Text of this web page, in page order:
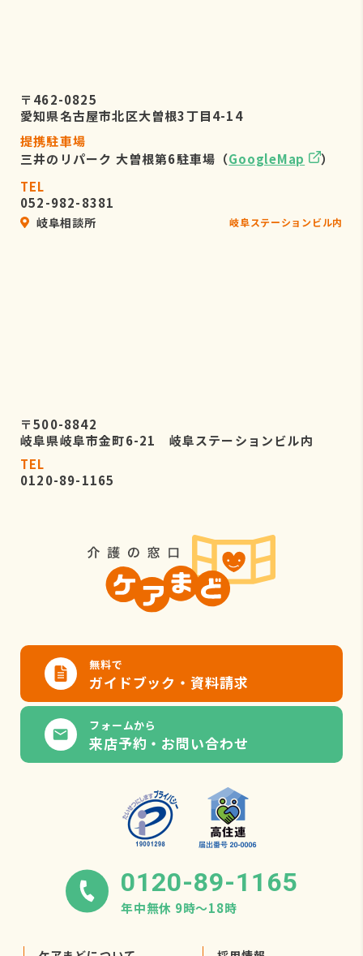
〒462-0825
愛知県名古屋市北区大曽根3丁目4-14
提携駐車場
三井のリパーク 大曽根第6駐車場（GoogleMap
）
TEL
052-982-8381
岐阜相談所 岐阜ステーションビル内
〒500-8842
岐阜県岐阜市金町6-21 岐阜ステーションビル内
TEL
0120-89-1165
無料で
ガイドブック・資料請求
フォームから
来店予約・お問い合わせ
0120-89-1165
年中無休 9時〜18時